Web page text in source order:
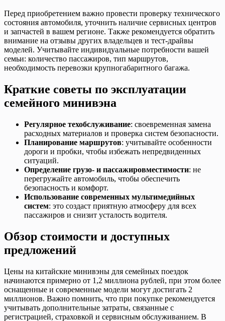
Перед приобретением важно провести проверку технического
состояния автомобиля, уточнить наличие сервисных центров
и запчастей в вашем регионе. Также рекомендуется обратить
внимание на отзывы других владельцев и тест-драйвы
моделей. Учитывайте индивидуальные потребности вашей
семьи: количество пассажиров, тип маршрутов,
необходимость перевозки крупногабаритного багажа.
Краткие советы по эксплуатации
семейного минивэна
Регулярное техобслуживание: своевременная замена
расходных материалов и проверка систем безопасности.
Планирование маршрутов: учитывайте особенности
дороги и пробки, чтобы избежать непредвиденных
ситуаций.
Определение грузо- и пассажировместимости: не
перегружайте автомобиль, чтобы обеспечить
безопасность и комфорт.
Использование современных мультимедийных
систем: это создаст приятную атмосферу для всех
пассажиров и снизит усталость водителя.
Обзор стоимости и доступных
предложений
Цены на китайские минивэны для семейных поездок
начинаются примерно от 1,2 миллиона рублей, при этом более
оснащенные и современные модели могут достигать 2
миллионов. Важно помнить, что при покупке рекомендуется
учитывать дополнительные затраты, связанные с
регистрацией, страховкой и сервисным обслуживанием. В